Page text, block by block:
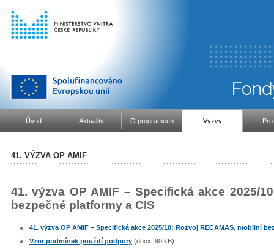
Úvod Aktuality O programech Výzvy
41. VÝZVA OP AMIF
41. výzva OP AMIF – Specifická akce 2025/
bezpečné platformy a CIS
41. výzva OP AMIF – Specifická akce 2025/10: Rozvoj RECAMAS, mobilní
Vzor podmínek použití podpory (docx, 90 kB)